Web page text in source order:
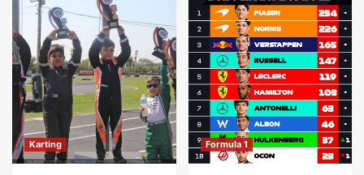
Karting Formula 1